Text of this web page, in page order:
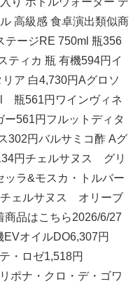
高級感 食卓演出類似商
テージRE 750ml 瓶356
ティカ 瓶 有機594円イ
ア 白4,730円Aグロソ
561円ワインヴィネ
561円フルットディタ
302円バルサミコ酢 Aグ
円チェルサヌス グリ
ラ&モスカ・トルバー
チェルサヌス オリーブ
品はこちら2026/6/27
オイルDO6,307円
・ロゼ1,518円
ポナ・クロ・デ・ゴワ